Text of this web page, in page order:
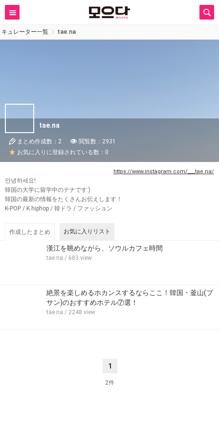
キュレーター一覧 tae.na
tae.na
まとめ作成数：2
閲覧数：2931
お気に入りに登録されている数：0
https://www.instagram.com/___tae.na/
안녕하세요!
韓国の大学に留学中のテナです:)
韓国の最新の情報をたくさんお伝えします！
K-POP / K hiphop / 韓ドラ / ファッション
作成したまとめ お気に入りリスト
漢江を眺めながら、ソウルカフェ時間
tae.na / 683 view
絶景を楽しめるホカンスするならここ！韓国・釜山(プ
サン)のおすすめホテル⑦選！
tae.na / 2248 view
1
2件